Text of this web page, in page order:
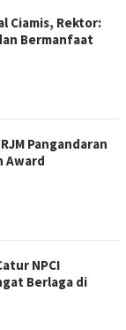
Ciamis, Rektor:
Bermanfaat
Pangandaran
Award
NPCI
Berlaga di